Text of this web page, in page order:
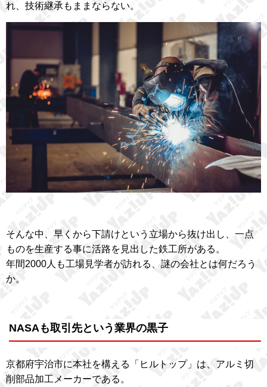
れ、技術継承もままならない。
そんな中、早くから下請けという立場から抜け出し、一点
ものを生産する事に活路を見出した鉄工所がある。
年間2000人も工場見学者が訪れる、謎の会社とは何だろう
か。
NASAも取引先という業界の黒子
京都府宇治市に本社を構える「ヒルトップ」は、アルミ切
削部品加工メーカーである。